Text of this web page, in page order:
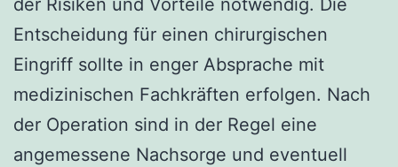
Entscheidung für einen chirurgischen
Eingriff sollte in enger Absprache mit
medizinischen Fachkräften erfolgen. Nach
der Operation sind in der Regel eine
angemessene Nachsorge und eventuell